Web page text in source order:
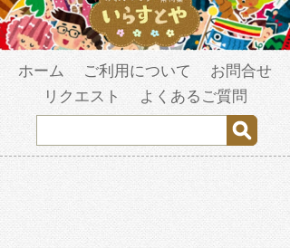
ホーム ご利用について
お問合せ
リクエスト
よくあるご質問